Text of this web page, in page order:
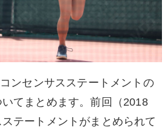
ンセンサスステートメントの
てまとめます。前回（2018
テートメントがまとめられて